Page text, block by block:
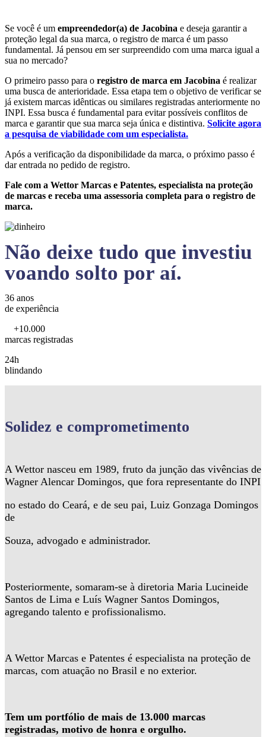
Se você é um empreendedor(a) de Jacobina e deseja garantir a
proteção legal da sua marca, o registro de marca é um passo
fundamental. Já pensou em ser surpreendido com uma marca igual a
sua no mercado?
O primeiro passo para o registro de marca em Jacobina é realizar
uma busca de anterioridade. Essa etapa tem o objetivo de verificar se
já existem marcas idênticas ou similares registradas anteriormente no
INPI. Essa busca é fundamental para evitar possíveis conflitos de
marca e garantir que sua marca seja única e distintiva. Solicite agora
a pesquisa de viabilidade com um especialista.
Após a verificação da disponibilidade da marca, o próximo passo é
dar entrada no pedido de registro.
Fale com a Wettor Marcas e Patentes, especialista na proteção
de marcas e receba uma assessoria completa para o registro de
marca.
Não deixe tudo que investiu
voando solto por aí.
36 anos
de experiência
+10.000
marcas registradas
24h
blindando
Solidez e comprometimento
A Wettor nasceu em 1989, fruto da junção das vivências de
Wagner Alencar Domingos, que fora representante do INPI
no estado do Ceará, e de seu pai, Luiz Gonzaga Domingos
de
Souza, advogado e administrador.
Posteriormente, somaram-se à diretoria Maria Lucineide
Santos de Lima e Luís Wagner Santos Domingos,
agregando talento e profissionalismo.
A Wettor Marcas e Patentes é especialista na proteção de
marcas, com atuação no Brasil e no exterior.
Tem um portfólio de mais de 13.000 marcas
registradas, motivo de honra e orgulho.